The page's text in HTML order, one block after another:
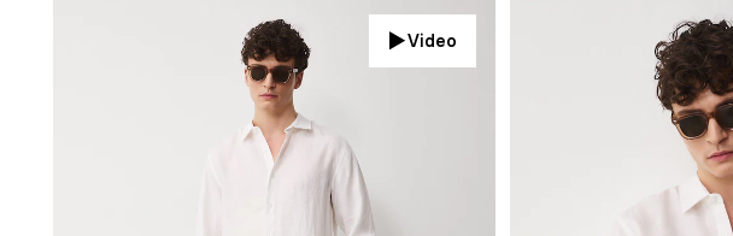
Video